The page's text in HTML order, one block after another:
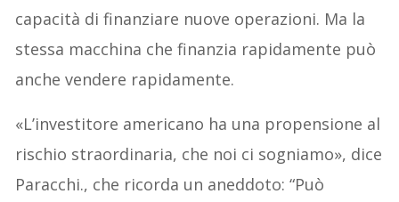
capacità di finanziare nuove operazioni. Ma la
stessa macchina che finanzia rapidamente può
anche vendere rapidamente.
«L’investitore americano ha una propensione al
rischio straordinaria, che noi ci sogniamo», dice
Paracchi., che ricorda un aneddoto: “Può